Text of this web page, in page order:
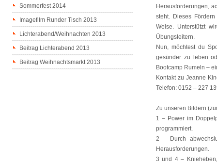
Herausforderungen,
steht. Dieses
Weise. Unterstützt
Übungsleitern.
Nun, möchtest du
gesünder zu leben
Bootcamp Rumeln –
Kontakt zu Jeanne
Telefon: 0152 – 227
Zu unseren Bildern
1 – Power im
programmiert.
2 – Durch
Herausforderungen.
3 und 4 –
Sommerfest 2014
Imagefilm Runder Tisch 2013
Lichterabend/Weihnachten 2013
Beitrag Lichterabend 2013
Beitrag Weihnachtsmarkt 2013